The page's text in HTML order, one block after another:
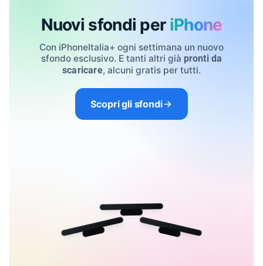
Nuovi sfondi per iPhone
Con iPhoneItalia+ ogni settimana un nuovo
sfondo esclusivo. E tanti altri già pronti da
scaricare, alcuni gratis per tutti.
Scopri gli sfondi